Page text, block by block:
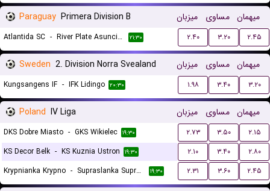
Paraguay Primera Division B میزبان مساوی میهمان
Atlantida SC - River Plate Asuncion ۲۱:۳۰ ۲.۴۰ ۳.۲۰ ۲.۴۵
Sweden 2. Division Norra Svealand میزبان مساوی میهمان
Kungsangens IF - IFK Lidingo ۲۰:۳۰ ۱.۹۸ ۳.۴۰ ۳.۲۰
Poland IV Liga میزبان مساوی میهمان
DKS Dobre Miasto - GKS Wikielec ۱۹:۳۰ ۲.۷۳ ۳.۵۰
۲.۱۵
KS Decor Belk - KS Kuznia Ustron ۱۹:۳۰ ۲.۱۰ ۳.۴۰
۲.۸۰
Krypnianka Krypno - Supraslanka Suprasl ۱۹:۳۰ ۲.۳۱ ۳.۶۰ ۲.۴۵